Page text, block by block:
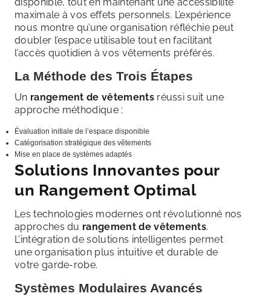
maximale à vos effets personnels. L’expérience
nous montre qu’une organisation réfléchie peut
doubler l’espace utilisable tout en facilitant
l’accès quotidien à vos vêtements préférés.
La Méthode des Trois Étapes
Un rangement de vêtementsréussi suit une
approche méthodique :
Évaluation initiale de l’espace disponible
Catégorisation stratégique des vêtements
Mise en place de systèmes adaptés
Solutions Innovantes pour
un Rangement Optimal
Les technologies modernes ont révolutionné nos
approches du rangement de vêtements.
L’intégration de solutions intelligentes permet
une organisation plus intuitive et durable de
votre garde-robe.
Systèmes Modulaires Avancés